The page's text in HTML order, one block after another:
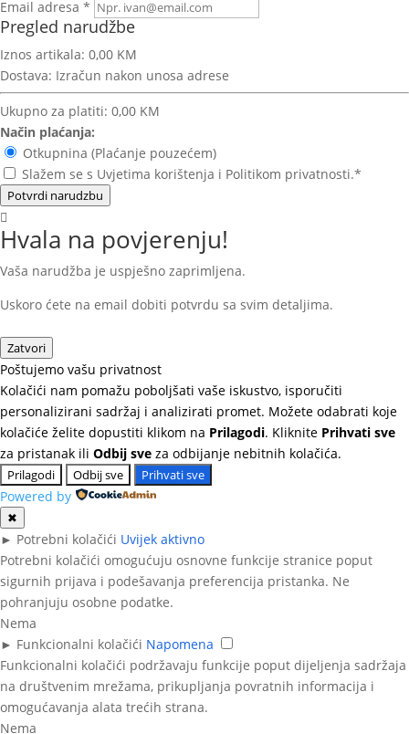
Email adresa *
Pregled narudžbe
Iznos artikala: 0,00 KM
Dostava: Izračun nakon unosa adrese
Ukupno za platiti: 0,00 KM
Način plaćanja:
Otkupnina (Plaćanje pouzećem)
Slažem se s Uvjetima korištenja i Politikom privatnosti.*
Potvrdi narudzbu
Hvala na povjerenju!
Vaša narudžba je uspješno zaprimljena.
Uskoro ćete na email dobiti potvrdu sa svim detaljima.
Zatvori
Poštujemo vašu privatnost
Kolačići nam pomažu poboljšati vaše iskustvo, isporučiti
personalizirani sadržaj i analizirati promet. Možete odabrati koje
kolačiće želite dopustiti klikom na Prilagodi. Kliknite Prihvati sve
za pristanak ili Odbij sve za odbijanje nebitnih kolačića.
Prilagodi Odbij sve Prihvati sve
Powered by
✖
► Potrebni kolačići Uvijek aktivno
Potrebni kolačići omogućuju osnovne funkcije stranice poput
sigurnih prijava i podešavanja preferencija pristanka. Ne
pohranjuju osobne podatke.
Nema
► Funkcionalni kolačići Napomena
Funkcionalni kolačići podržavaju funkcije poput dijeljenja sadržaja
na društvenim mrežama, prikupljanja povratnih informacija i
omogućavanja alata trećih strana.
Nema